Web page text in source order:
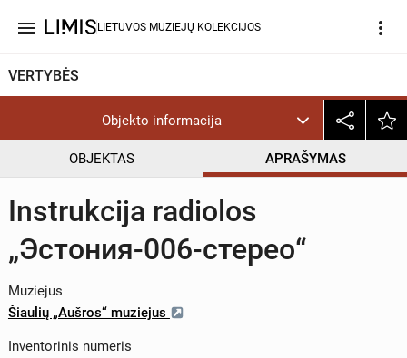
menu LIETUVOS MUZIEJŲ KOLEKCIJOS more_vert
VERTYBĖS
Objekto informacija
OBJEKTAS APRAŠYMAS
Instrukcija radiolos
„Эстония-006-стерео“
Muziejus
Šiaulių „Aušros“ muziejus
Inventorinis numeris